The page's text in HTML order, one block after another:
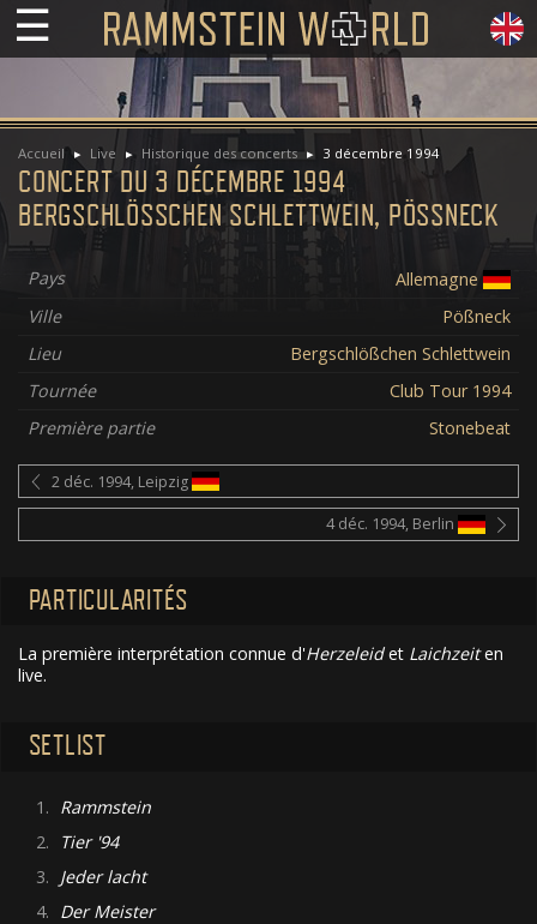
☰
Accueil Live Historique des concerts 3 décembre 1994
CONCERT DU 3 DÉCEMBRE 1994
BERGSCHLÖSSCHEN SCHLETTWEIN, PÖSSNECK
Pays
Allemagne
Ville
Pößneck
Lieu
Bergschlößchen Schlettwein
Tournée
Club Tour 1994
Première partie
Stonebeat
2 déc. 1994, Leipzig
4 déc. 1994, Berlin
PARTICULARITÉS
La première interprétation connue d'Herzeleidet Laichzeiten
live.
SETLIST
1. Rammstein
2.
Tier '94
3. Jeder lacht
4. Der Meister